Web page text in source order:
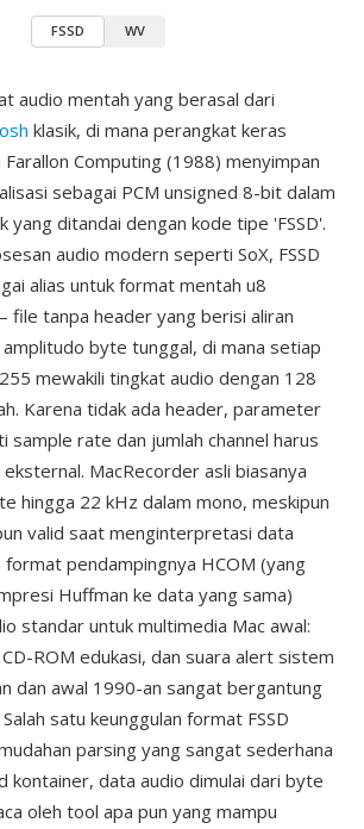
FSSD WV
audio mentah yang berasal dari
klasik, di mana perangkat keras
Computing (1988) menyimpan
sebagai PCM unsigned 8-bit dalam
ditandai dengan kode tipe 'FSSD'.
audio modern seperti SoX, FSSD
alias untuk format mentah u8
tanpa header yang berisi aliran
byte tunggal, di mana setiap
mewakili tingkat audio dengan 128
Karena tidak ada header, parameter
sample rate dan jumlah channel harus
MacRecorder asli biasanya
hingga 22 kHz dalam mono, meskipun
valid saat menginterpretasi data
format pendampingnya HCOM (yang
Huffman ke data yang sama)
standar untuk multimedia Mac awal:
ROM edukasi, dan suara alert sistem
dan awal 1990-an sangat bergantung
satu keunggulan format FSSD
parsing yang sangat sederhana
data audio dimulai dari byte
oleh tool apa pun yang mampu